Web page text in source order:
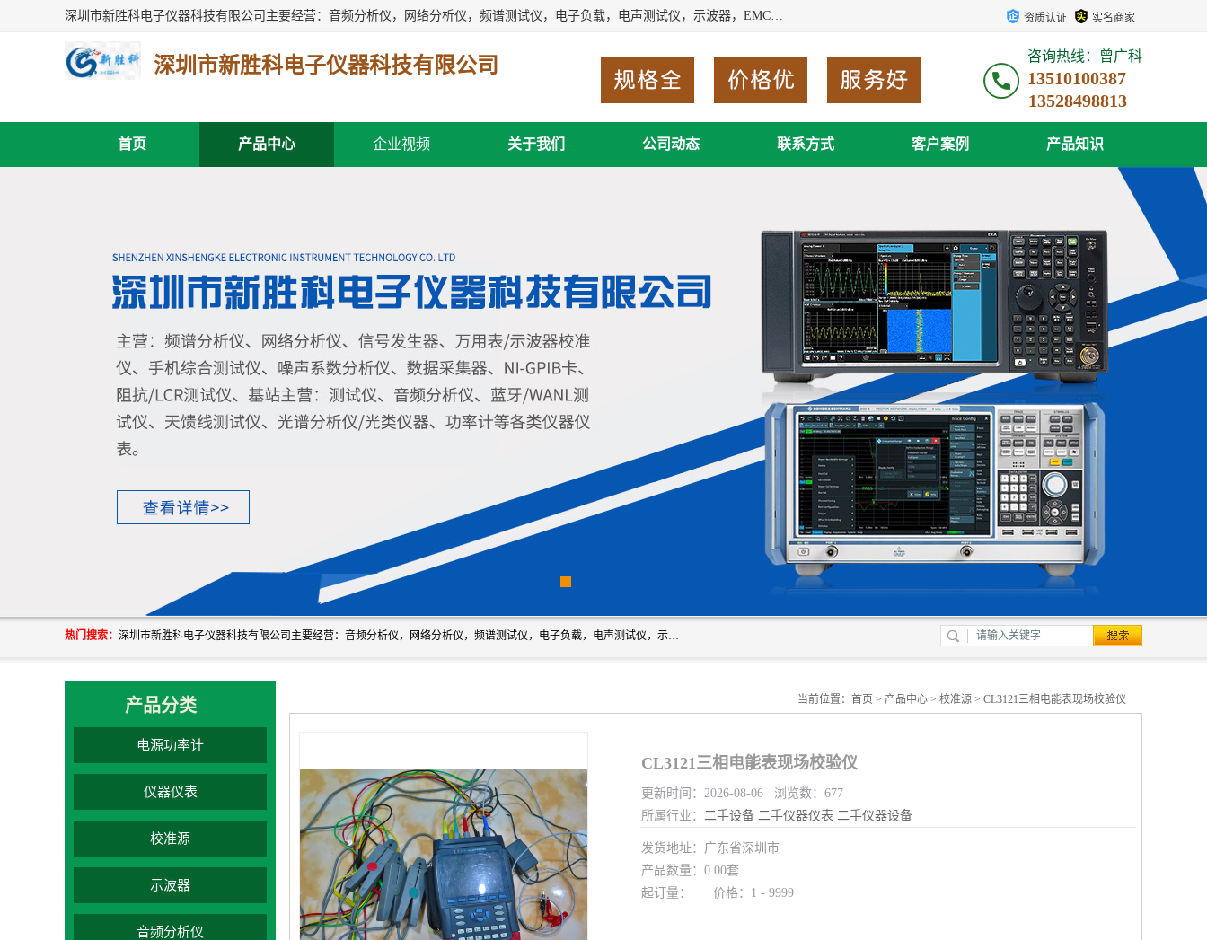
深圳市新胜科电子仪器科技有限公司主要经营：音频分析仪，网络分析仪，频谱测试仪，电子负载，电声测试仪，示波器，EMC电磁兼容测，调制分析仪，LCR测量仪，数字电桥，三相标准源，音频扫频仪，时钟检测仪，信号发生器，电子表，万用表，功率计，喇叭测试仪，综合测试仪等；深圳市新胜科电子仪器科技有限公司希望能与您成为合作伙伴 资质认证 实名商家
深圳市新胜科电子仪器科技有限公司 咨询热线：曾广科
13510100387
首页 产品中心 企业视频 关于我们 公司动态 联系方式 客户案例 产品知识
热门搜索： 深圳市新胜科电子仪器科技有限公司主要经营：音频分析仪，网络分析仪，频谱测试仪，电子负载，电声测试仪，示波器，EMC电磁兼容测，调制分析仪，LCR测量仪，数字电桥，三相标准源，音频扫频仪，时钟检测仪，信号发生器，电子表，万用表，功率计，喇叭测试仪，综合测试仪等；深圳市新胜科电子仪器科技有限公司希望能与您成为合作伙伴
产品分类
电源功率计
仪器仪表
校准源
示波器
音频分析仪
当前位置： 首页 > 产品中心 > 校准源 > CL3121三相电能表现场校验仪
CL3121三相电能表现场校验仪
更新时间：2026-08-06 浏览数：677
所属行业： 二手设备 二手仪器仪表 二手仪器设备
发货地址：广东省深圳市
产品数量：0.00套
起订量： 价格：1 - 9999